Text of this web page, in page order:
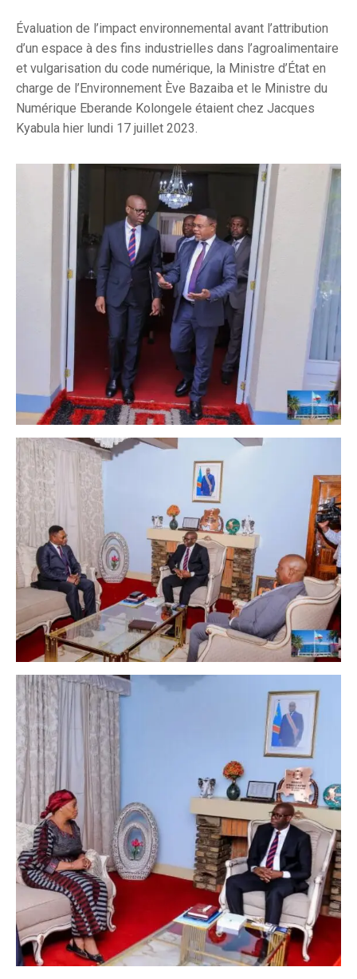
Évaluation de l’impact environnemental avant l’attribution
d’un espace à des fins industrielles dans l’agroalimentaire
et vulgarisation du code numérique, la Ministre d’État en
charge de l’Environnement Ève Bazaiba et le Ministre du
Numérique Eberande Kolongele étaient chez Jacques
Kyabula hier lundi 17 juillet 2023.